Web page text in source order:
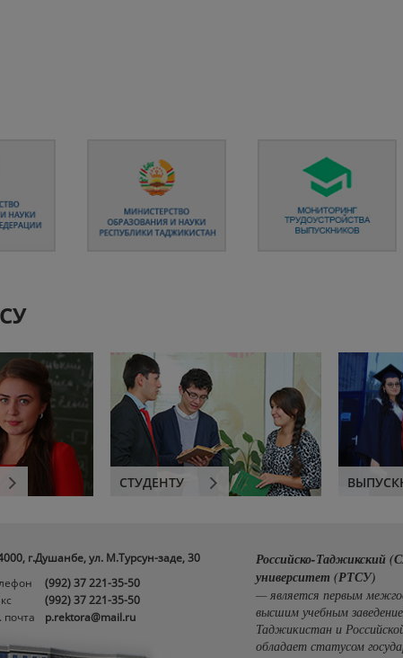
СТУДЕНТУ
г.Душанбе, ул. М.Турсун-заде, 30
(992) 37 221-35-50
(992) 37 221-35-50
почта
p.rektora@mail.ru
Российско-Таджикский
университет (РТСУ)
— является первым
высшим учебным
Таджикистан и
обладает статусом